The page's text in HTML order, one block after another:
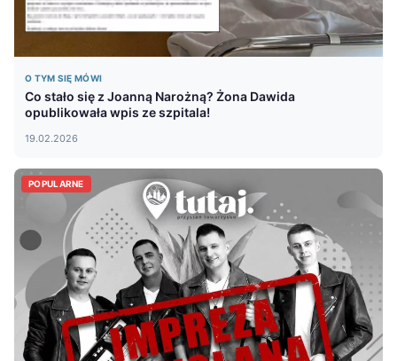
O TYM SIĘ MÓWI
Co stało się z Joanną Narożną? Żona Dawida
opublikowała wpis ze szpitala!
19.02.2026
POPULARNE